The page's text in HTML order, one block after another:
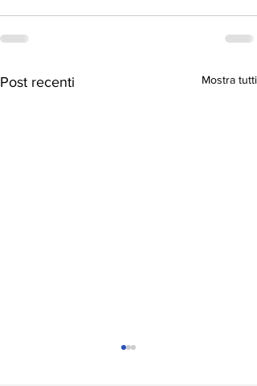
Post recenti Mostra tutti